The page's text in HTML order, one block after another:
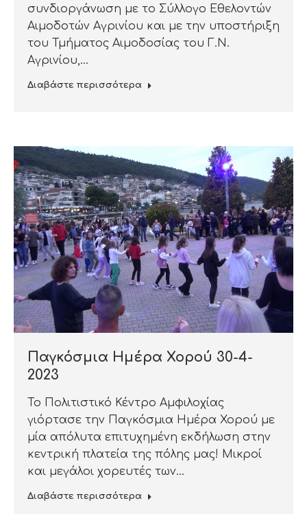
συνδιοργάνωση με το Σύλλογο Εθελοντών
Αιμοδοτών Αγρινίου και με την υποστήριξη
του Τμήματος Αιμοδοσίας του Γ.Ν.
Αγρινίου,…
Διαβάστε περισσότερα
Παγκόσμια Ημέρα Χορού 30-4-
2023
Το Πολιτιστικό Κέντρο Αμφιλοχίας
γιόρτασε την Παγκόσμια Ημέρα Χορού με
μία απόλυτα επιτυχημένη εκδήλωση στην
κεντρική πλατεία της πόλης μας! Μικροί
και μεγάλοι χορευτές των…
Διαβάστε περισσότερα